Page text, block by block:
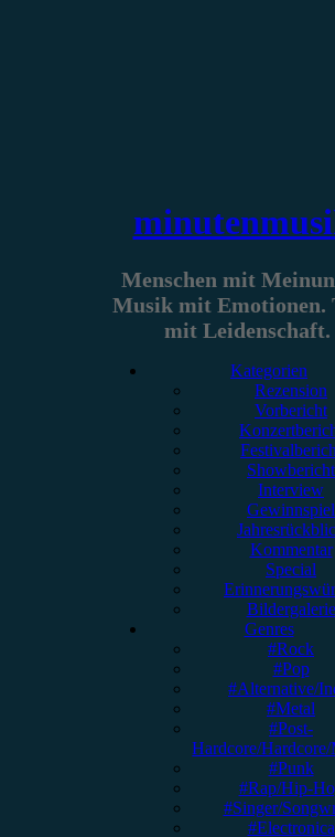
Menschen mit
Musik mit Emotionen.
mit Leidenschaft.
Kategorien
Rezension
Vorbericht
Showbericht
Interview
Gewinnspiel
Kommentar
Special
Bildergalerie
Genres
#Rock
#Pop
#Alternative/
#Metal
#Post-
Hardcore/
#Punk
#Rap/Hip-
#Singer/
#Electronica